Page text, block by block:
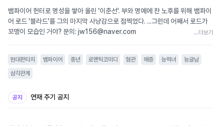
뱀파이어 헌터로 명성을 쌓아 올린 '이춘선'. 부와 명예에 찬 노후를 위해 뱀파이
어 로드 '블라드'를 그의 마지막 사냥감으로 점찍었다. ...그런데 어째서 로드가
꼬맹이 모습인 거야? 문의: jw156@naver.com
...더보기
현대판타지 뱀파이어 중년 로맨틱코미디 혐관 애증 능력녀
능글남
삼각관계
공지 연재 주기 공지